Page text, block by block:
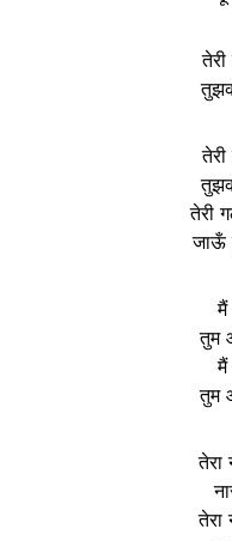
तेरी
जाऊँ
मैं
तुम
मैं
तुम
तेरा
तेरा